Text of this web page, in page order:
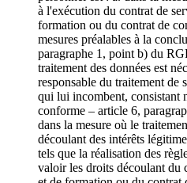
à l'exécution du contrat de
formation ou du contrat de
mesures préalables à la
paragraphe 1, point b) du
traitement des données est
responsable du traitement de
qui lui incombent, consistant
conforme – article 6,
dans la mesure où le
découlant des intérêts
tels que la réalisation des
valoir les droits découlant du